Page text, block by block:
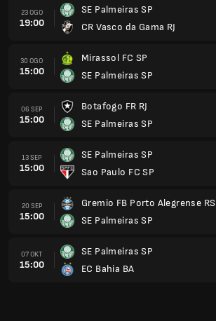
23 OGO
19:00
SE Palmeiras SP
CR Vasco da Gama RJ
30 OGO
15:00
Mirassol FC SP
SE Palmeiras SP
06 SEP
15:00
Botafogo FR RJ
SE Palmeiras SP
13 SEP
15:00
SE Palmeiras SP
Sao Paulo FC SP
20 SEP
15:00
Gremio FB Porto Alegrense RS
SE Palmeiras SP
07 OKT
15:00
SE Palmeiras SP
EC Bahia BA